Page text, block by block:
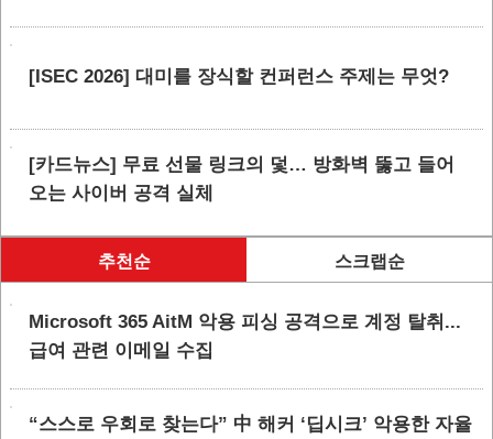
[ISEC 2026] 대미를 장식할 컨퍼런스 주제는 무엇?
[카드뉴스] 무료 선물 링크의 덫… 방화벽 뚫고 들어
오는 사이버 공격 실체
추천순 스크랩순
Microsoft 365 AitM 악용 피싱 공격으로 계정 탈취...
급여 관련 이메일 수집
“스스로 우회로 찾는다” 中 해커 ‘딥시크’ 악용한 자율